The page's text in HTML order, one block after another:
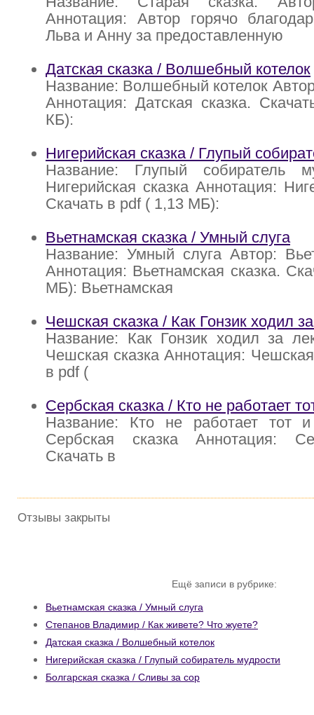
Аннотация: Автор горячо
Льва и Анну за предоставленную
Датская сказка / Волшебный котелок
Название: Волшебный котелок
Аннотация: Датская сказка.
КБ):
Нигерийская сказка / Глупый
Название: Глупый собиратель
Нигерийская сказка Аннотация:
Скачать в pdf ( 1,13 МБ):
Вьетнамская сказка / Умный слуга
Название: Умный слуга Автор:
Аннотация: Вьетнамская сказка.
МБ): Вьетнамская
Чешская сказка / Как Гонзик ходил
Название: Как Гонзик ходил за
Чешская сказка Аннотация:
в pdf (
Сербская сказка / Кто не работает
Название: Кто не работает тот
Сербская сказка Аннотация:
Скачать в
Отзывы закрыты
Ещё записи в рубрике:
Вьетнамская сказка / Умный слуга
Степанов Владимир / Как живете? Что жуете?
Датская сказка / Волшебный котелок
Нигерийская сказка / Глупый собиратель мудрости
Болгарская сказка / Сливы за сор